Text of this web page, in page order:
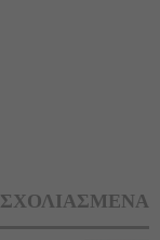
ΣΧΟΛΙΑΣΜΕΝΑ